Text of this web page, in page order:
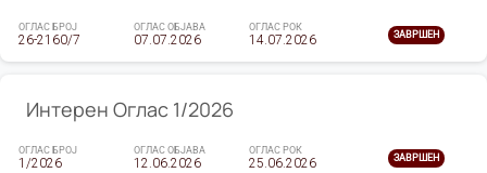
ОГЛАС БРОЈ
26-2160/7
ОГЛАС ОБЈАВА
07.07.2026
ОГЛАС РОК
14.07.2026 ЗАВРШЕН
Интерен Оглас 1/2026
ОГЛАС БРОЈ
1/2026
ОГЛАС ОБЈАВА
12.06.2026
ОГЛАС РОК
25.06.2026 ЗАВРШЕН